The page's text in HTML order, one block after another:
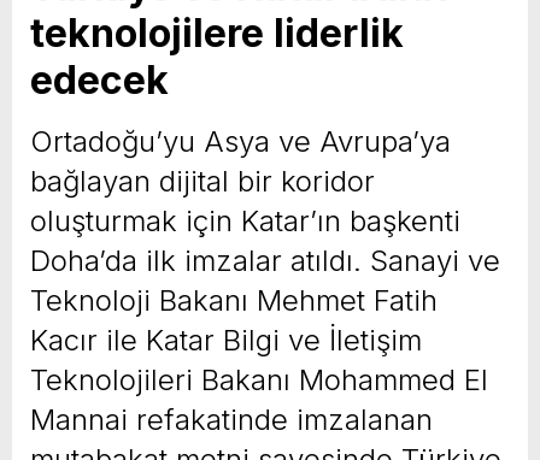
yeni özellikler belli oldu
teknolojilere liderlik
edecek
Ortadoğu’yu Asya ve Avrupa’ya
bağlayan dijital bir koridor
oluşturmak için Katar’ın başkenti
Doha’da ilk imzalar atıldı. Sanayi ve
Teknoloji Bakanı Mehmet Fatih
Kacır ile Katar Bilgi ve İletişim
Teknolojileri Bakanı Mohammed El
Mannai refakatinde imzalanan